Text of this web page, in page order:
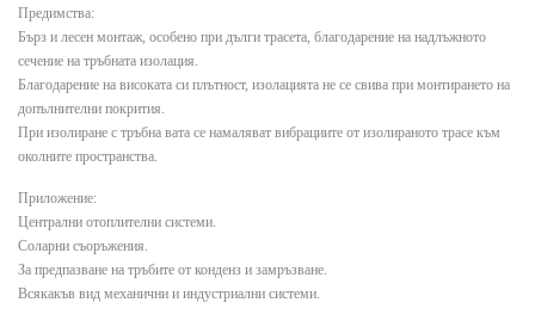
Предимства:
Бърз и лесен монтаж, особено при дълги трасета, благодарение на надлъжното
сечение на тръбната изолация.
Благодарение на високата си плътност, изолацията не се свива при монтирането на
допълнителни покрития.
При изолиране с тръбна вата се намаляват вибрациите от изолираното трасе към
околните пространства.
Приложение:
Централни отоплителни системи.
Соларни съоръжения.
За предпазване на тръбите от конденз и замръзване.
Всякакъв вид механични и индустриални системи.